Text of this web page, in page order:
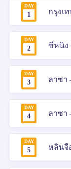
DAY
1 กรุงเ
DAY
2 ซีหนิง
DAY
3 ลาซา
DAY
4 ลาซา
DAY
5 หลินจื